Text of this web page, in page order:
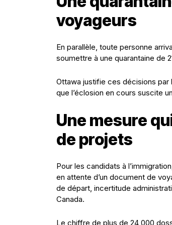
voyageurs
En parallèle, toute personne
soumettre à une quarantaine de
Ottawa justifie ces décisions par
que l’éclosion en cours suscite
Une mesure
de projets
Pour les candidats à
en attente d’un document de
de départ, incertitude
Canada.
Le chiffre de plus de 24 000